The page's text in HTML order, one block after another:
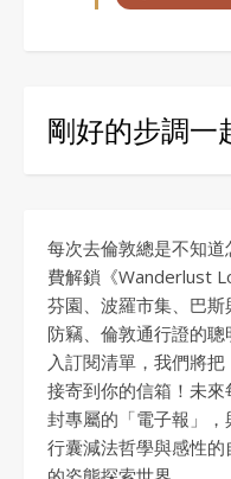
剛好的步調一
每次去倫敦總是不知
費解鎖《Wanderlust
芬園、波羅市集、巴斯
防竊、倫敦通行證的
入訂閱清單，我們將
接寄到你的信箱！未
封專屬的「電子報」，
行囊減法哲學與感性